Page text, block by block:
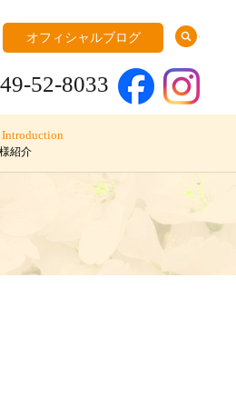
オフィシャルブログ
52-8033
Introduction
紹介